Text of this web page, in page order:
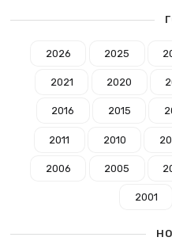
2026 2025
2021 2020
2016 2015
2011 2010
2006 2005
2001